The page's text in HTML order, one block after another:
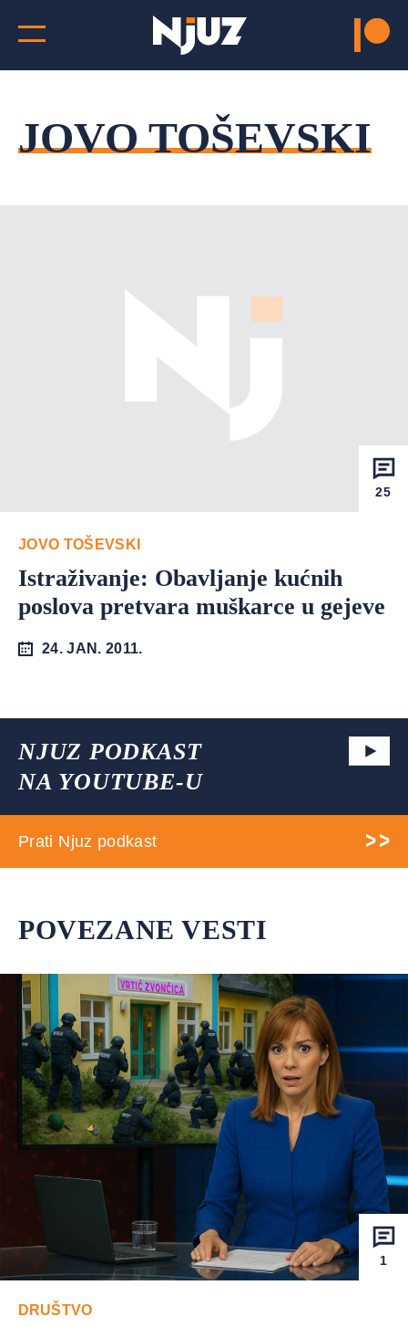
JOVO TOŠEVSKI
25
JOVO TOŠEVSKI
Istraživanje: Obavljanje kućnih
poslova pretvara muškarce u gejeve
24. JAN. 2011.
NJUZ PODKAST
NA YOUTUBE-U
Prati Njuz podkast
POVEZANE VESTI
1
DRUŠTVO